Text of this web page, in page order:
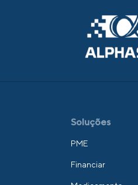
Soluções
PME
Financiar